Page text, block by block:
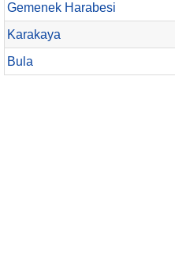
Gemenek Harabesi
Karakaya
Bula